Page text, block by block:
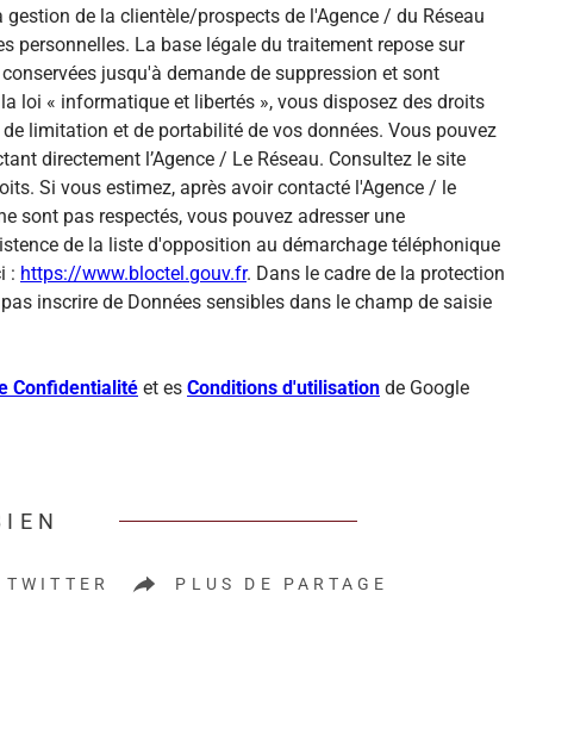
de la clientèle/prospects de l'Agence / du Réseau
personnelles. La base légale du traitement repose sur
jusqu'à demande de suppression et sont
loi « informatique et libertés », vous disposez des droits
de limitation et de portabilité de vos données. Vous pouvez
directement l’Agence / Le Réseau. Consultez le site
Si vous estimez, après avoir contacté l'Agence / le
sont pas respectés, vous pouvez adresser une
de la liste d'opposition au démarchage téléphonique
: https://www.bloctel.gouv.fr. Dans le cadre de la protection
inscrire de Données sensibles dans le champ de saisie
Confidentialité et es Conditions d'utilisation de Google
TWITTER PLUS DE PARTAGE